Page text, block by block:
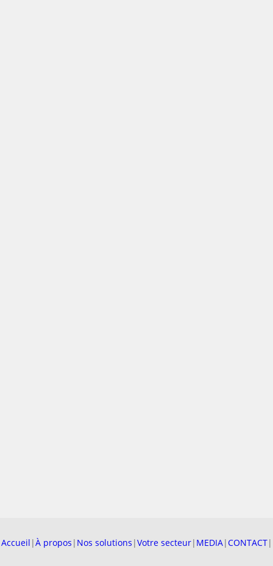
la…
Accueil |À propos | Nos solutions |Votre secteur| MEDIA|CONTACT|